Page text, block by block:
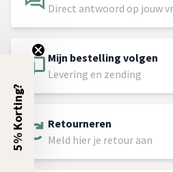
Direct antwoord op jouw
Mijn bestelling volgen
Levering en zending
Retourneren
Meld hier je retour aan
5% Korting?